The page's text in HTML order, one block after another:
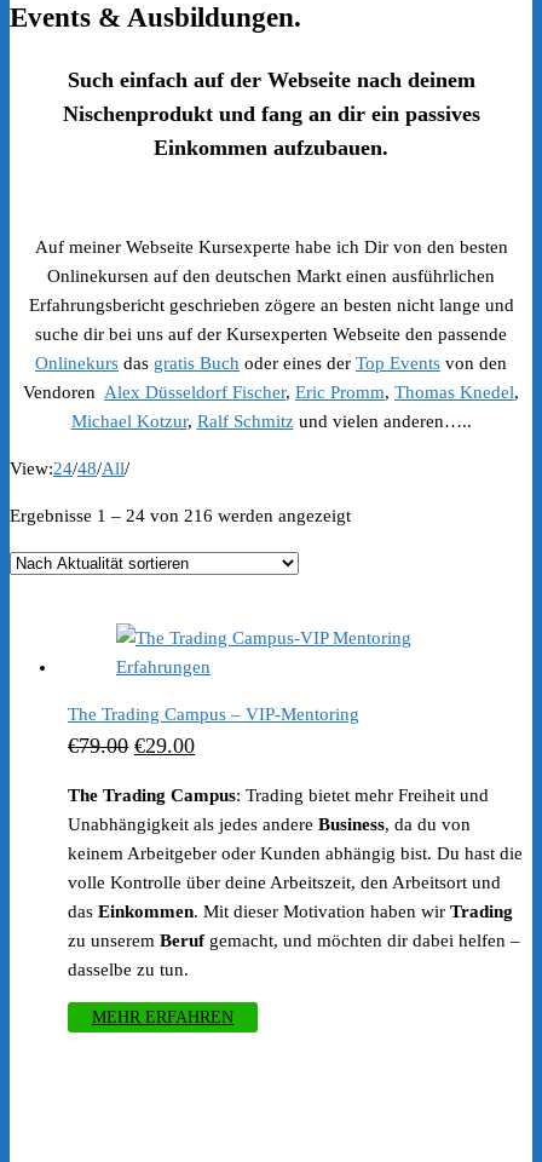
Events & Ausbildungen.
Such einfach auf der Webseite nach deinem
Nischenprodukt und fang an dir ein passives
Einkommen aufzubauen.
Auf meiner Webseite Kursexperte habe ich Dir von den besten
Onlinekursen auf den deutschen Markt einen ausführlichen
Erfahrungsbericht geschrieben zögere an besten nicht lange und
suche dir bei uns auf der Kursexperten Webseite den passende
Onlinekurs das gratis Buch oder eines der Top Events von den
Vendoren Alex Düsseldorf Fischer, Eric Promm, Thomas Knedel,
Michael Kotzur, Ralf Schmitzund vielen anderen…..
View:24/48/All/
Ergebnisse 1 – 24 von 216 werden angezeigtNach
The Trading Campus – VIP-Mentoring
€79.00 Ursprünglicher
war:
€79.00
€29.00Aktueller
ist:
€29.00.
The Trading Campus: Trading bietet mehr Freiheit und
Unabhängigkeit als jedes andere Business, da du von
keinem Arbeitgeber oder Kunden abhängig bist. Du hast die
volle Kontrolle über deine Arbeitszeit, den Arbeitsort und
das Einkommen. Mit dieser Motivation haben wir Trading
zu unserem Berufgemacht, und möchten dir dabei helfen –
dasselbe zu tun.
MEHR ERFAHREN